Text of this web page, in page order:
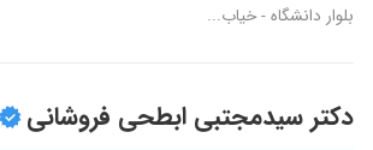
بلوار دانشگاه - خیاب...
دکتر سیدمجتبی ابطحی فروشانی